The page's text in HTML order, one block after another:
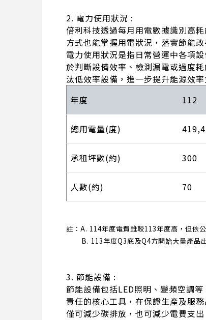
2. 電力使用狀況 :
倍利科技透過每月用電數據識別高
方式也能掌握用電狀況，落實節能
電力使用狀況是指日常營運中各項
於判斷設備效率、檢測漏電或過度
汰低效率設備，進一步提升能源效
年度
112
總用電量(度)
承租坪數(約) 300
人數(約) 70
註：A. 114年度電費雖較113年度高，但依
B. 113年度Q3底及Q4方開始大量產品
3. 節能設備 :
節能設備包括LED照明、變頻空調
責任的核心工具，在保證生產及服
僅可減少碳排放，也可減少電費支